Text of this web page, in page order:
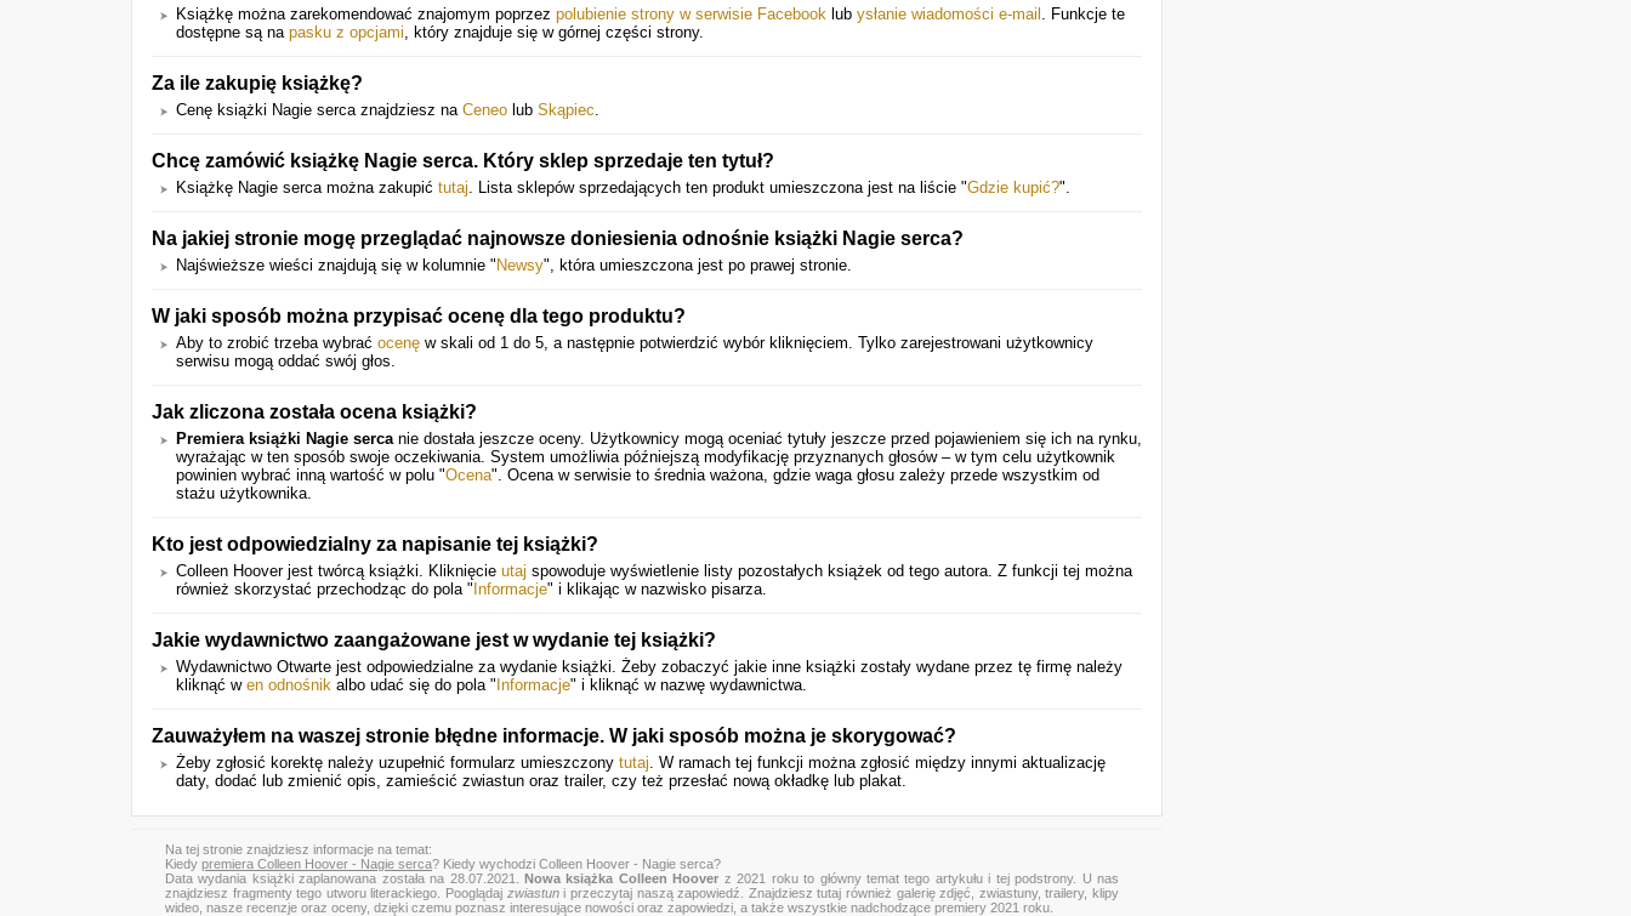
Książkę można zarekomendować znajomym poprzez polubienie strony w serwisie Facebook lub ysłanie wiadomości e-mail . Funkcje te
dostępne są na pasku z opcjami, który znajduje się w górnej części strony.
Za ile zakupię książkę?
Cenę książki Nagie serca znajdziesz na Ceneo lub Skąpiec.
Chcę zamówić książkę Nagie serca. Który sklep sprzedaje ten tytuł?
Książkę Nagie serca można zakupić tutaj. Lista sklepów sprzedających ten produkt umieszczona jest na liście "Gdzie kupić?".
Na jakiej stronie mogę przeglądać najnowsze doniesienia odnośnie książki Nagie serca?
Najświeższe wieści znajdują się w kolumnie " Newsy", która umieszczona jest po prawej stronie.
W jaki sposób można przypisać ocenę dla tego produktu?
Aby to zrobić trzeba wybrać ocenę w skali od 1 do 5, a następnie potwierdzić wybór kliknięciem. Tylko zarejestrowani użytkownicy
serwisu mogą oddać swój głos.
Jak zliczona została ocena książki?
Premiera książki Nagie sercanie dostała jeszcze oceny. Użytkownicy mogą oceniać tytuły jeszcze przed pojawieniem się ich na rynku,
wyrażając w ten sposób swoje oczekiwania. System umożliwia późniejszą modyfikację przyznanych głosów – w tym celu użytkownik
powinien wybrać inną wartość w polu "Ocena". Ocena w serwisie to średnia ważona, gdzie waga głosu zależy przede wszystkim od
stażu użytkownika.
Kto jest odpowiedzialny za napisanie tej książki?
Colleen Hoover jest twórcą książki. Kliknięcie utaj spowoduje wyświetlenie listy pozostałych książek od tego autora. Z funkcji tej można
również skorzystać przechodząc do pola " Informacje" i klikając w nazwisko pisarza.
Jakie wydawnictwo zaangażowane jest w wydanie tej książki?
Wydawnictwo Otwarte jest odpowiedzialne za wydanie książki. Żeby zobaczyć jakie inne książki zostały wydane przez tę firmę należy
kliknąć w en odnośnik albo udać się do pola " Informacje" i kliknąć w nazwę wydawnictwa.
Zauważyłem na waszej stronie błędne informacje. W jaki sposób można je skorygować?
Żeby zgłosić korektę należy uzupełnić formularz umieszczony tutaj. W ramach tej funkcji można zgłosić między innymi aktualizację
daty, dodać lub zmienić opis, zamieścić zwiastun oraz trailer, czy też przesłać nową okładkę lub plakat.
Na tej stronie znajdziesz informacje na temat:
Kiedy premiera Colleen Hoover - Nagie serca? Kiedy wychodzi Colleen Hoover - Nagie serca?
Data wydania książki zaplanowana została na 28.07.2021.Nowa książka Colleen Hoover z 2021 roku to główny temat tego artykułu i tej podstrony. U nas
znajdziesz fragmenty tego utworu literackiego. Pooglądaj zwiastuni przeczytaj naszą zapowiedź. Znajdziesz tutaj również galerię zdjęć, zwiastuny, trailery, klipy
wideo, nasze recenzje oraz oceny, dzięki czemu poznasz interesujące nowości oraz zapowiedzi, a także wszystkie nadchodzące premiery 2021 roku.